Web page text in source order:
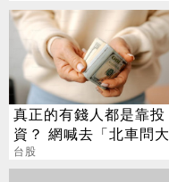
真正的有錢人都是靠投
資？ 網喊去「北車問大
師」：保證專業
台股